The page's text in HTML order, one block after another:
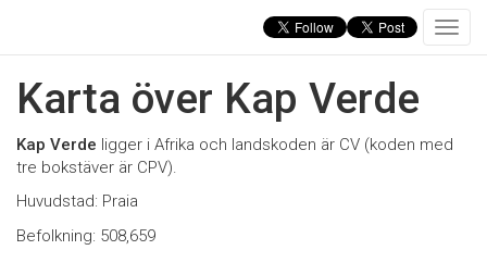
T
o
e
Karta över Kap Verde
Kap Verde ligger i Afrika och landskoden är CV (koden med
tre bokstäver är CPV).
Huvudstad: Praia
Befolkning: 508,659